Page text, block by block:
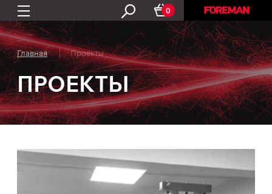
0
Главная Проекты
ПРОЕКТЫ